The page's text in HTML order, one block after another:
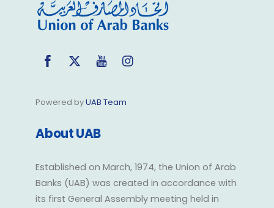
FacebookTwitter YouTube
Powered byUAB Team
About UAB
Established on March, 1974, the Union of Arab
Banks (UAB) was created in accordance with
its first General Assembly meeting held in